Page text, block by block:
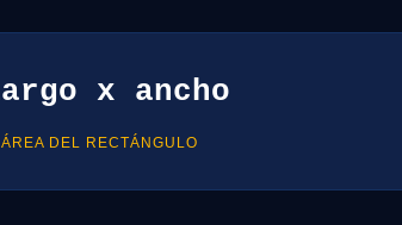
x ancho
DEL RECTÁNGULO